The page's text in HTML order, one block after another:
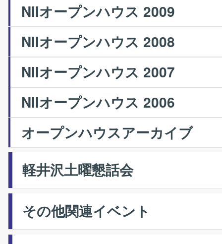
NIIオープンハウス 2009
NIIオープンハウス 2008
NIIオープンハウス 2007
NIIオープンハウス 2006
オープンハウスアーカイブ
軽井沢土曜懇話会
その他関連イベント